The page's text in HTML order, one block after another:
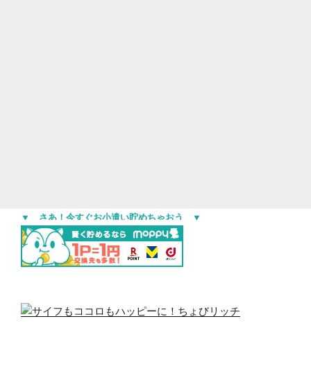
▼ さあ！今すぐお小遣い貯めちゃおう ▼